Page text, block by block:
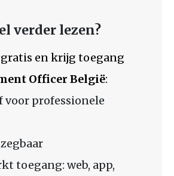
verder lezen?
en krijg toegang
Officer België:
voor professionele
toegang: web, app,